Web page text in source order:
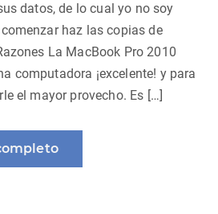
datos, de lo cual yo no soy
haz las copias de
La MacBook Pro 2010
computadora ¡excelente! y para
el mayor provecho. Es […]